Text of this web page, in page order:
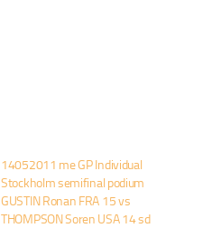
14052011 me GP Individual
Stockholm semifinal podium
GUSTIN Ronan FRA 15 vs
THOMPSON Soren USA 14 sd